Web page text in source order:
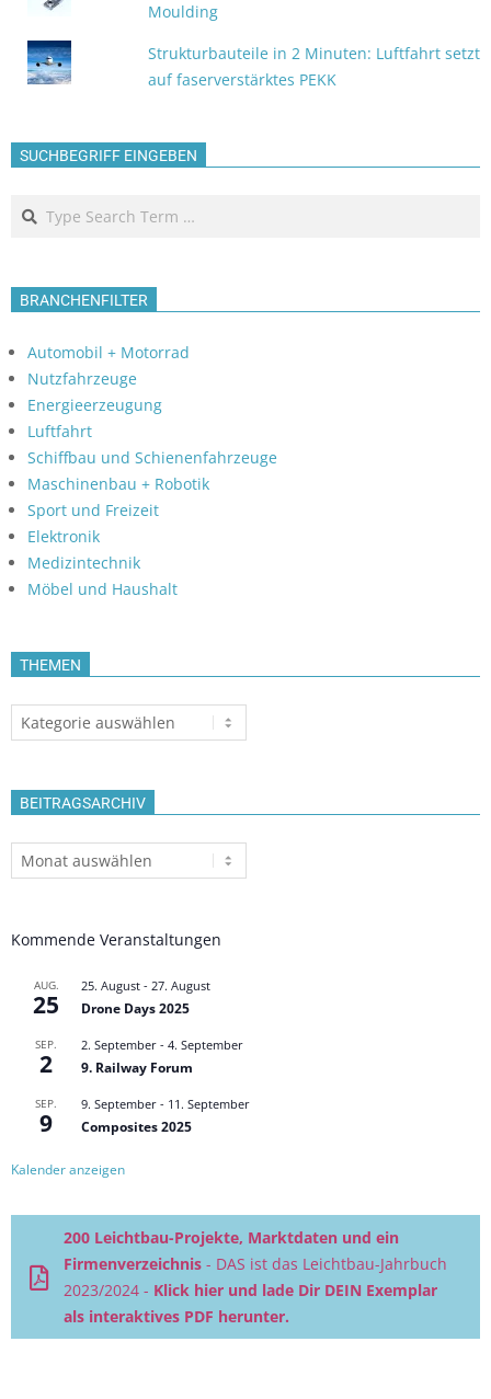
Moulding
Strukturbauteile in 2 Minuten: Luftfahrt setzt
auf faserverstärktes PEKK
SUCHBEGRIFF EINGEBEN
Search
BRANCHENFILTER
Automobil + Motorrad
Nutzfahrzeuge
Energieerzeugung
Luftfahrt
Schiffbau und Schienenfahrzeuge
Maschinenbau + Robotik
Sport und Freizeit
Elektronik
Medizintechnik
Möbel und Haushalt
THEMEN
Themen
BEITRAGSARCHIV
Beitragsarchiv
Kommende Veranstaltungen
AUG.
25
25. August - 27. August
Drone Days 2025
SEP.
2
2. September - 4. September
9. Railway Forum
SEP.
9
9. September - 11. September
Composites 2025
Kalender anzeigen
200 Leichtbau-Projekte, Marktdaten und ein
Firmenverzeichnis - DAS ist das Leichtbau-Jahrbuch
2023/2024 - Klick hier und lade Dir DEIN Exemplar
als interaktives PDF herunter.